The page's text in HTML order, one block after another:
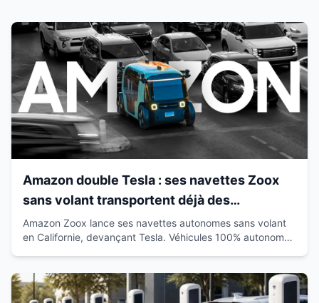
Amazon double Tesla : ses navettes Zoox
sans volant transportent déjà des
passagers en Californie
Amazon Zoox lance ses navettes autonomes sans volant
en Californie, devançant Tesla. Véhicules 100% autonomes